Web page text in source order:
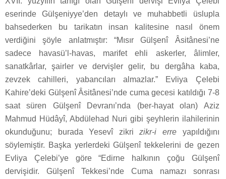
eserinde Gülşeniyye’den detaylı ve muhabbetli üslupla
bahsederken bu tarikatın insan kalitesine nasıl önem
verdiğini şöyle anlatmıştır: “Mısır Gülşenî Âsitânesi’ne
sadece havasü’l-havas, marifet ehli askerler, âlimler,
sanatkârlar, şairler ve dervişler gelir, bu dergâha kaba,
zevzek cahilleri, yabancıları almazlar.” Evliya Çelebi
Kahire’deki Gülşenî Âsitânesi’nde cuma gecesi katıldığı 7-8
saat süren Gülşenî Devranı’nda (ber-hayat olan) Aziz
Mahmud Hüdâyî, Abdülehad Nuri gibi şeyhlerin ilahilerinin
okunduğunu; burada Yesevî zikrizikr-i erre yapıldığını
söylemiştir. Başka yerlerdeki Gülşenî tekkelerini de gezen
Evliya Çelebi’ye göre “Edirne halkının çoğu Gülşenî
dervişidir. Gülşenî Tekkesi’nde Cuma namazı sonrası